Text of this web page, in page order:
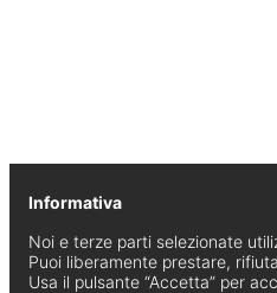
Informativa
Noi e terze parti selezionate
Puoi liberamente prestare,
Usa il pulsante “Accetta” per